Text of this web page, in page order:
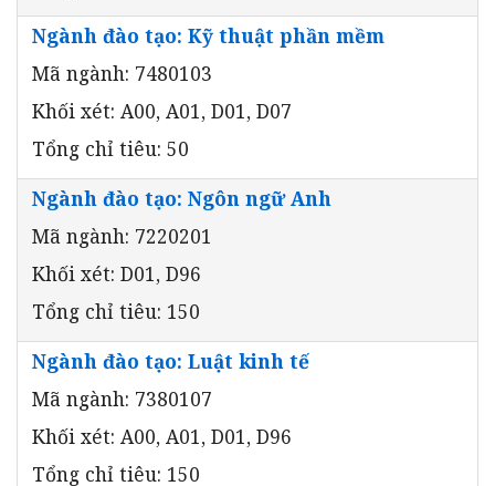
Ngành đào tạo: Kỹ thuật phần mềm
Mã ngành: 7480103
Khối xét: A00, A01, D01, D07
Tổng chỉ tiêu: 50
Ngành đào tạo: Ngôn ngữ Anh
Mã ngành: 7220201
Khối xét: D01, D96
Tổng chỉ tiêu: 150
Ngành đào tạo: Luật kinh tế
Mã ngành: 7380107
Khối xét: A00, A01, D01, D96
Tổng chỉ tiêu: 150